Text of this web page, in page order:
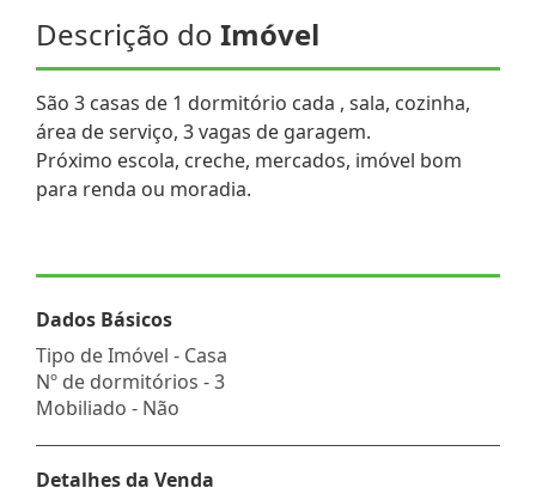
Descrição do Imóvel
São 3 casas de 1 dormitório cada , sala, cozinha,
área de serviço, 3 vagas de garagem.
Próximo escola, creche, mercados, imóvel bom
para renda ou moradia.
Dados Básicos
Tipo de Imóvel - Casa
Nº de dormitórios - 3
Mobiliado - Não
Detalhes da Venda